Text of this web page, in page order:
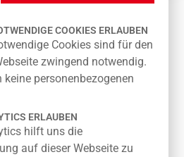
2026 IN DER TAUT
TIPPEN UND
2026 steht vor der Tür –
wird mitgefiebert! Wer die
hat oder einfach das richtige
COOKIES ERLAUBEN
Cookies sind für den
zwingend notwendig.
keine personenbezogenen
ERLAUBEN
hilft uns die
auf dieser Webseite zu